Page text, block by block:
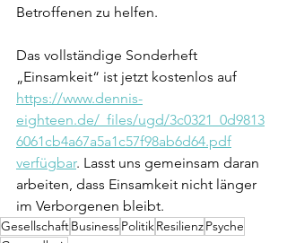
Betroffenen zu helfen.
Das vollständige Sonderheft
„Einsamkeit“ ist jetzt kostenlos auf
https://www.dennis-
eighteen.de/_files/ugd/3c0321_0d9813
6061cb4a67a5a1c57f98ab6d64.pdf
verfügbar. Lasst uns gemeinsam daran
arbeiten, dass Einsamkeit nicht länger
im Verborgenen bleibt.
GesellschaftBusinessPolitikResilienzPsyche